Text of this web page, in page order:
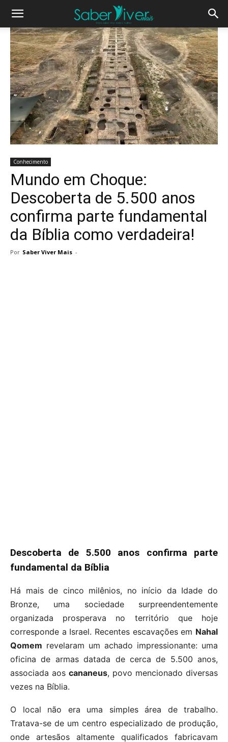
Conhecimento
Mundo em Choque:
Descoberta de 5.500 anos
confirma parte fundamental
da Bíblia como verdadeira!
Por Saber Viver Mais -
Descoberta de 5.500 anos confirma parte
fundamental da Bíblia
Há mais de cinco milênios, no início da Idade do
Bronze, uma sociedade surpreendentemente
organizada prosperava no território que hoje
corresponde a Israel. Recentes escavações em Nahal
Qomem revelaram um achado impressionante: uma
oficina de armas datada de cerca de 5.500 anos,
associada aos cananeus, povo mencionado diversas
vezes na Bíblia.
O local não era uma simples área de trabalho.
Tratava-se de um centro especializado de produção,
onde artesãos altamente qualificados fabricavam